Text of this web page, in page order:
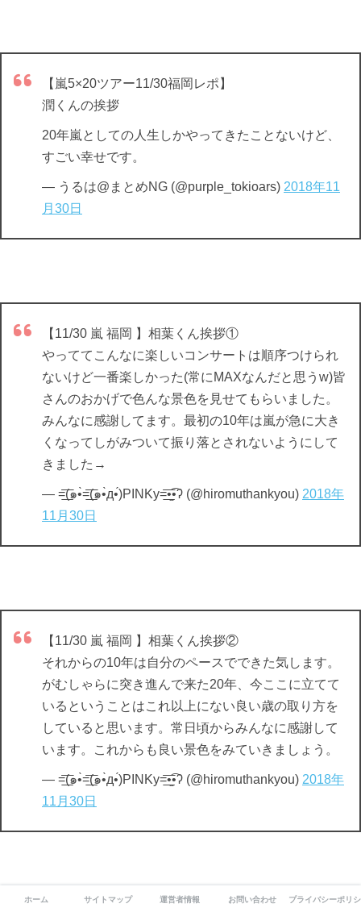
【嵐5×20ツアー11/30福岡レポ】
潤くんの挨拶
20年嵐としての人生しかやってきたことないけど、
すごい幸せです。
— うるは@まとめNG (@purple_tokioars) 2018年11
月30日
【11/30 嵐 福岡 】相葉くん挨拶①
やっててこんなに楽しいコンサートは順序つけられ
ないけど一番楽しかった(常にMAXなんだと思うw)皆
さんのおかげで色んな景色を見せてもらいました。
みんなに感謝してます。最初の10年は嵐が急に大き
くなってしがみついて振り落とされないようにして
きました→
— =͟͟͞͞(๑•̀=͟͟͞͞(๑•̀д•́)PINKy=͟͟͞͞•̫͡•ʔ (@hiromuthankyou) 2018年
11月30日
【11/30 嵐 福岡 】相葉くん挨拶②
それからの10年は自分のペースでできた気します。
がむしゃらに突き進んで来た20年、今ここに立てて
いるということはこれ以上にない良い歳の取り方を
していると思います。常日頃からみんなに感謝して
います。これからも良い景色をみていきましょう。
— =͟͟͞͞(๑•̀=͟͟͞͞(๑•̀д•́)PINKy=͟͟͞͞•̫͡•ʔ (@hiromuthankyou) 2018年
11月30日
ホーム サイトマップ 運営者情報 お問い合わせ プライバシーポリ